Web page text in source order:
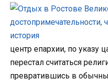
центр епархии, по указу
перестал считаться
превратившись в